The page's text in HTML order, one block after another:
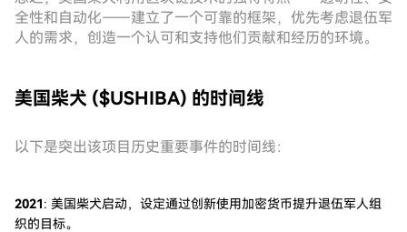
全性和自动化——建立了一个可靠的框架，优先考虑退伍军
人的需求，创造一个认可和支持他们贡献和经历的环境。
美国柴犬 ($USHIBA) 的时间线
以下是突出该项目历史重要事件的时间线：
2021: 美国柴犬启动，设定通过创新使用加密货币提升退伍军人组
织的目标。